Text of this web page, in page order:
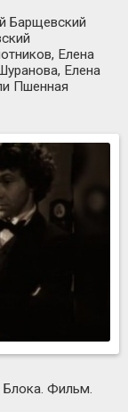
Барщевский
Елена
Елена
Пшенная
Блока. Фильм.